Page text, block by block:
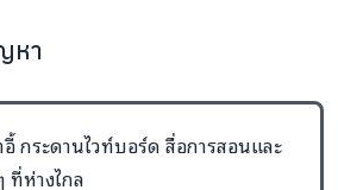
60 คน ได้ร่วมกันปรับพื้นที่และร่วมสร้าง
นหมู่บ้าน แต่ปัจจุบันสภาพอาคารที่สร้าง
บากต่อการจัดกิจกรรมวันเสาร์และวัน
รชุมชนจึงตัดสินใจที่จะสร้างอาคารเรียน
ม้ทำลายป่า
หา
กระดานไวท์บอร์ด สื่อการสอนและ
ที่ห่างไกล